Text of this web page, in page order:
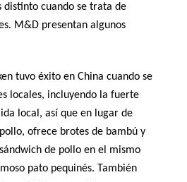
distinto cuando se trata de
M&D presentan algunos
tuvo éxito en China cuando se
locales, incluyendo la fuerte
local, así que en lugar de
ofrece brotes de bambú y
de pollo en el mismo
pato pequinés. También